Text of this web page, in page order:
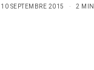
10 SEPTEMBRE 2015
2